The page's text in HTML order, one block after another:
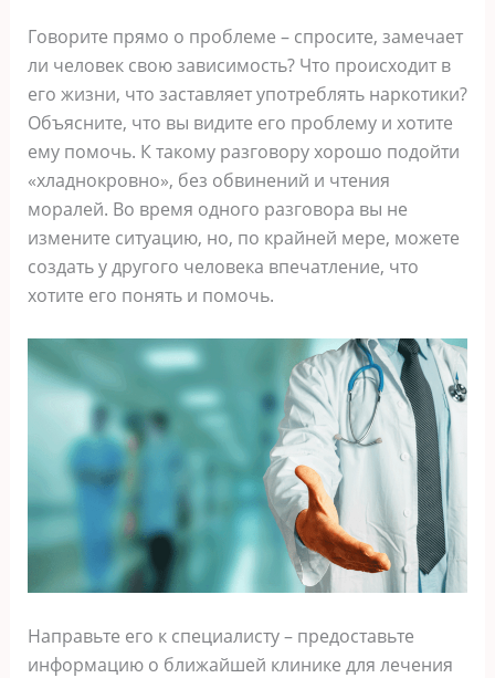
Говорите прямо о проблеме – спросите, замечает
ли человек свою зависимость? Что происходит в
его жизни, что заставляет употреблять наркотики?
Объясните, что вы видите его проблему и хотите
ему помочь. К такому разговору хорошо подойти
«хладнокровно», без обвинений и чтения
моралей. Во время одного разговора вы не
измените ситуацию, но, по крайней мере, можете
создать у другого человека впечатление, что
хотите его понять и помочь.
Направьте его к специалисту – предоставьте
информацию о ближайшей клинике для лечения